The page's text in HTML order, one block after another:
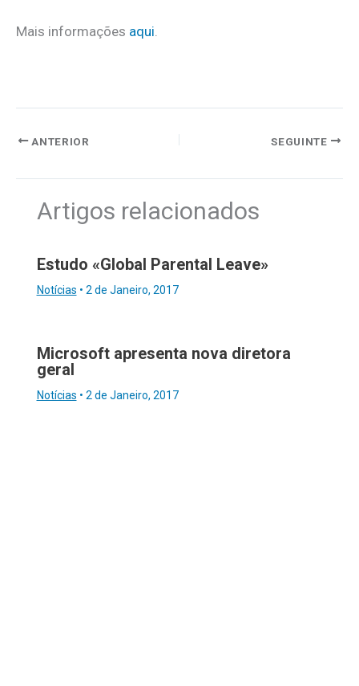
Mais informações aqui
ANTERIOR SEGUINTE
Artigos relacionados
Estudo «Global Parental Leave»
Notícias • 2 de Janeiro, 2017
Microsoft apresenta nova diretora
geral
Notícias • 2 de Janeiro, 2017